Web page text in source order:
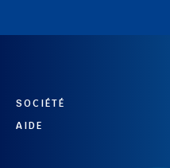
SOCIÉTÉ
AIDE